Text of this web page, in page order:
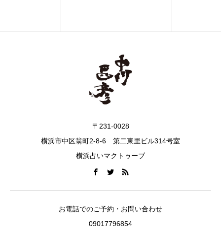
〒231-0028
横浜市中区翁町2-8-6 第二東里ビル314号室
横浜占いマクトゥーブ
お電話でのご予約・お問い合わせ
09017796854